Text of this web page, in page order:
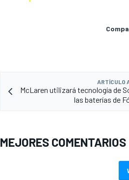
ARTÍCULO
McLaren utilizará tecnología de
las baterías de
MEJORES COMENTARIOS